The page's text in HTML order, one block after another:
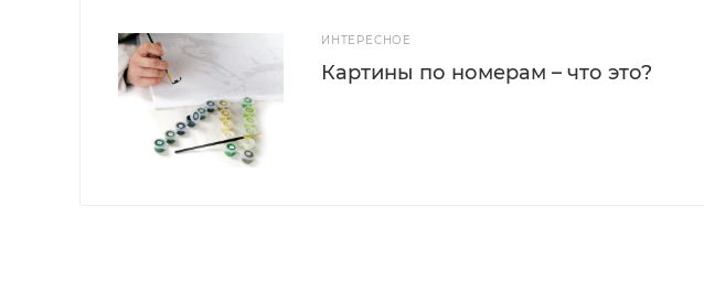
ИНТЕРЕСНОЕ
Картины по номерам – что это?